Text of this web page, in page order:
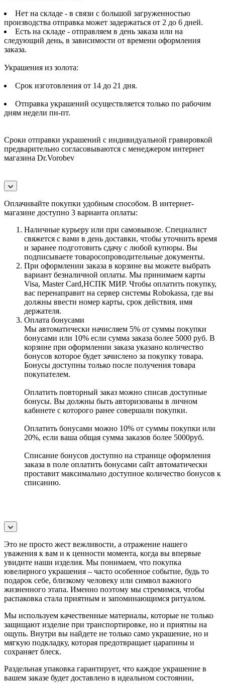
Нет на складе - в связи с большой загруженностью
производства отправка может задержаться от 2 до 6 дней.
Есть на складе - отправляем в день заказа или на
следующий день, в зависимости от времени оформления
заказа.
Украшения из золота:
Срок изготовления от 14 до 21 дня.
Отправка украшений осуществляется только по рабочим
дням недели пн-пт.
Сроки отправки украшений с индивидуальной гравировкой
предварительно согласовываются с менеджером интернет
магазина Dr.Vorobev
Оплачивайте покупки удобным способом. В интернет-
магазине доступно 3 варианта оплаты:
Наличные курьеру или при самовывозе. Специалист
свяжется с вами в день доставки, чтобы уточнить время
и заранее подготовить сдачу с любой купюры. Вы
подписываете товаросопроводительные документы.
При оформлении заказа в корзине вы можете выбрать
вариант безналичной оплаты. Мы принимаем карты
Visa, Master Card,НСПК МИР. Чтобы оплатить покупку,
вас перенаправит на сервер системы Robokassa, где вы
должны ввести номер карты, срок действия, имя
держателя.
Оплата бонусами
Мы автоматически начисляем 5% от суммы покупки
бонусами или 10% если сумма заказа более 5000 руб. В
корзине при оформлении заказа указано количество
бонусов которое будет зачислено за покупку товара.
Бонусы доступны только после получения товара
покупателем.
Оплатить повторный заказ можно списав доступные
бонусы. Вы должны быть авторизованы в личном
кабинете с которого ранее совершали покупки.
Оплатить бонусами можно 10% от суммы покупки или
20%, если ваша общая сумма заказов более 5000руб.
Списание бонусов доступно на странице оформления
заказа в поле оплатить бонусами сайт автоматически
проставит максимально доступное количество бонусов к
списанию.
Это не просто жест вежливости, а отражение нашего
уважения к вам и к ценности момента, когда вы впервые
увидите наши изделия. Мы понимаем, что покупка
ювелирного украшения – часто особенное событие, будь то
подарок себе, близкому человеку или символ важного
жизненного этапа. Именно поэтому мы стремимся, чтобы
распаковка стала приятным и запоминающимся ритуалом.
Мы используем качественные материалы, которые не только
защищают изделие при транспортировке, но и приятны на
ощупь. Внутри вы найдете не только само украшение, но и
мягкую подкладку, которая предотвращает царапины и
сохраняет блеск.
Раздельная упаковка гарантирует, что каждое украшение в
вашем заказе будет доставлено в идеальном состоянии,